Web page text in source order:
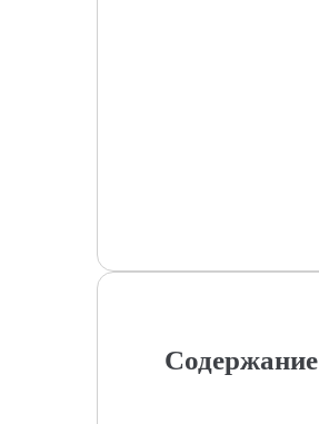
Содержание